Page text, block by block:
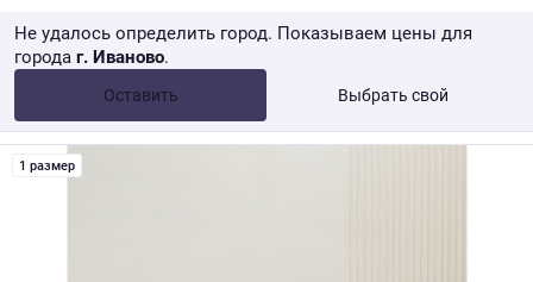
Не удалось определить город. Показываем цены для
города г. Иваново.
Оставить Выбрать свой
от 10 000 ₽ Розница → WB
1 размер